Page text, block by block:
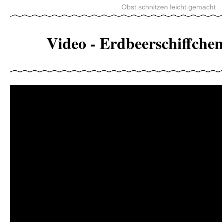
Obst schnitzen leicht gemacht
Video -